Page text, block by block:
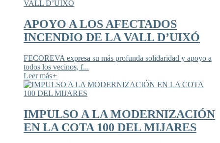
APOYO A LOS AFECTADOS
INCENDIO DE LA VALL D’UIXÓ
FECOREVA expresa su más profunda solidaridad y apoyo a
todos los vecinos, f...
Leer más+
IMPULSO A LA MODERNIZACIÓN
EN LA COTA 100 DEL MIJARES